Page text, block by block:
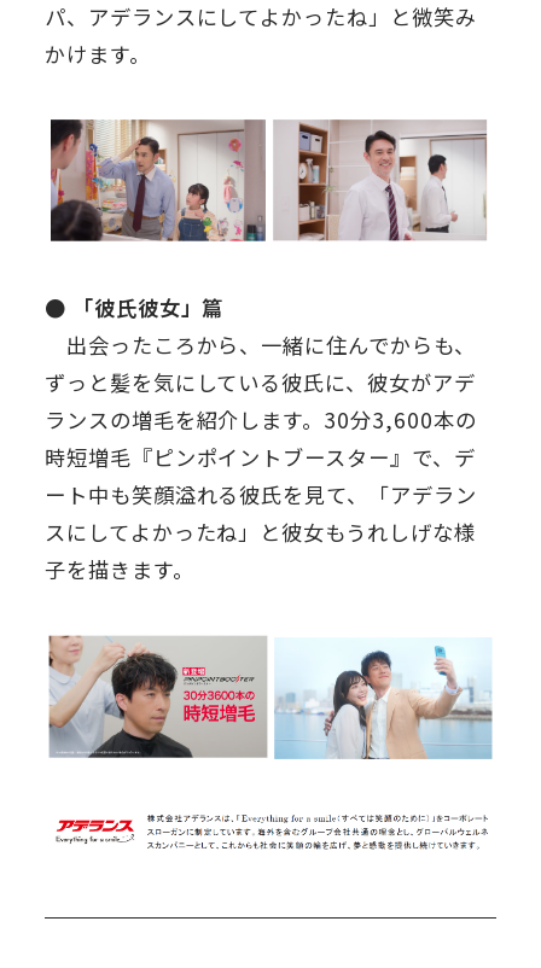
パ、アデランスにしてよかったね」と微笑み
かけます。
● 「彼氏彼女」篇
出会ったころから、一緒に住んでからも、
ずっと髪を気にしている彼氏に、彼女がアデ
ランスの増毛を紹介します。30分3,600本の
時短増毛『ピンポイントブースター』で、デ
ート中も笑顔溢れる彼氏を見て、「アデラン
スにしてよかったね」と彼女もうれしげな様
子を描きます。